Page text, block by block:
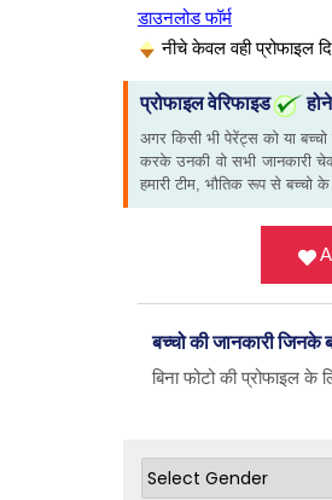
डाउनलोड फॉर्म
नीचे केवल वही प्रोफाइल
प्रोफाइल वेरिफाइड
अगर किसी भी पेरेंट्स को या
करके उनकी वो सभी जानकारी
हमारी टीम, भौतिक रूप से बच्चो
बच्चो की जानकारी जिनके
बिना फोटो की प्रोफाइल के